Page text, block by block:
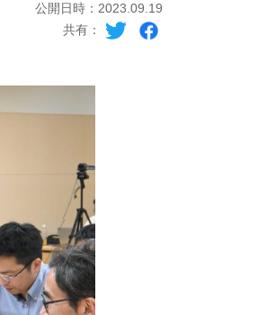
公開日時：2023.09.19
共有：